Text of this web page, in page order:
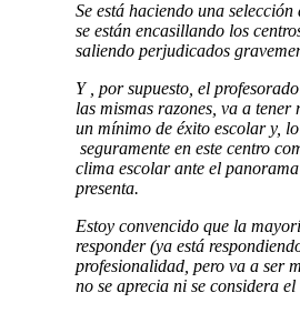
Se está haciendo una
se están encasillando los
saliendo perjudicados
Y , por supuesto, el
las mismas razones, va a
un mínimo de éxito escolar y, lo
seguramente en este centro
clima escolar ante el
presenta.
Estoy convencido que la
responder (ya está
profesionalidad, pero va a ser
no se aprecia ni se considera